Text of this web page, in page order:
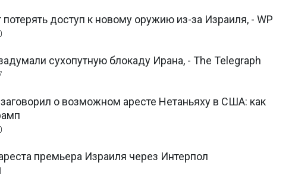
потерять доступ к новому оружию из-за Израиля, - WP
сухопутную блокаду Ирана, - The Telegraph
о возможном аресте Нетаньяху в США: как
премьера Израиля через Интерпол